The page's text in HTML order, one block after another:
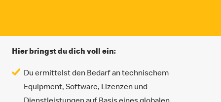
Hier bringst du dich voll ein:
Du ermittelst den Bedarf an technischem
Equipment, Software, Lizenzen und
Dienstleistungen auf Basis eines globalen